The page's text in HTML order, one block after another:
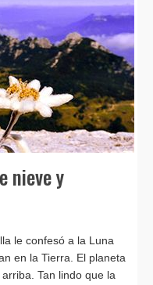
nieve y
le confesó a la Luna
en la Tierra. El planeta
Tan lindo que la